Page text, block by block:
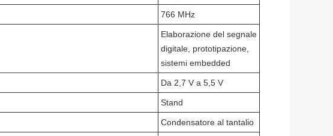
766 MHz
Elaborazione del segnale
digitale, prototipazione,
sistemi embedded
Da 2,7 V a 5,5 V
Stand
Condensatore al tantalio